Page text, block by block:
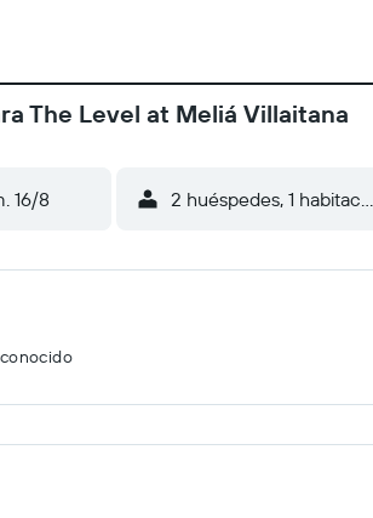
(es posible que se aplique un recargo).
The Level at Meliá Villaitana
16/8 2 huéspedes, 1 habitación